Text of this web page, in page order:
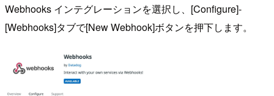
Webhooks インテグレーションを選択し、[Configure]-
[Webhooks]タブで[New Webhook]ボタンを押下します。